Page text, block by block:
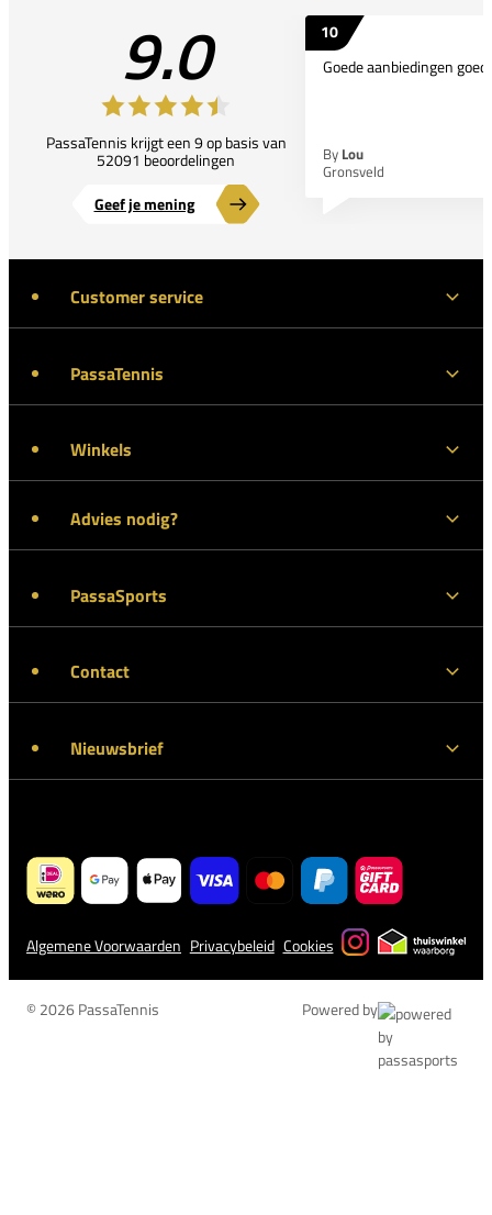
9.0
PassaTennis krijgt een 9 op basis van
52091 beoordelingen
Geef je mening
10
Goede aanbiedingen
By Lou
Gronsveld
Customer service
PassaTennis
Winkels
Advies nodig?
PassaSports
Contact
Nieuwsbrief
Algemene Voorwaarden Privacybeleid Cookies
© 2026 PassaTennis Powered by